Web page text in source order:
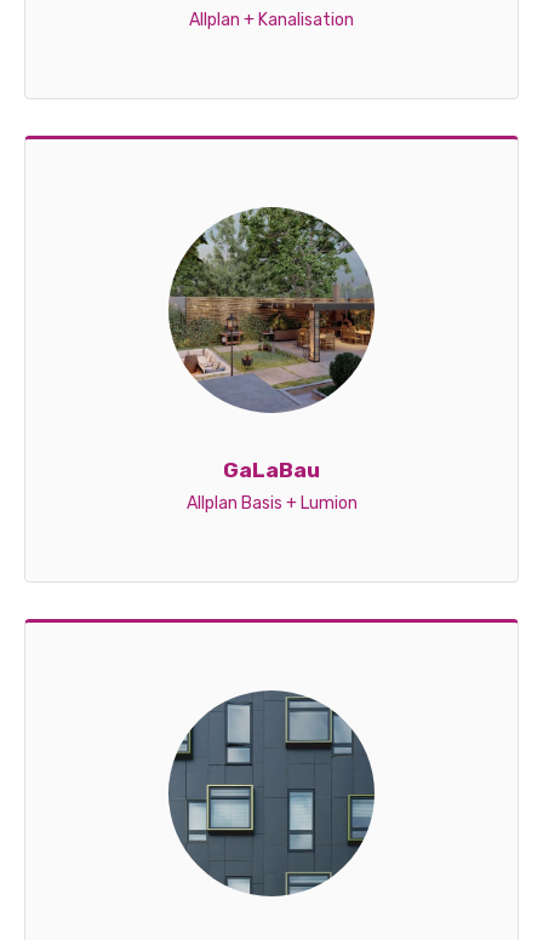
Allplan + Kanalisation
GaLaBau
Allplan Basis + Lumion